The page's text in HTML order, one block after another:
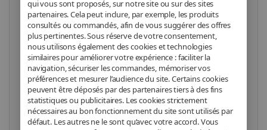
qui vous sont proposés, sur notre site ou sur des sites
partenaires. Cela peut inclure, par exemple, les produits
consultés ou commandés, afin de vous suggérer des offres
plus pertinentes. Sous réserve de votre consentement,
nous utilisons également des cookies et technologies
similaires pour améliorer votre expérience : faciliter la
navigation, sécuriser les commandes, mémoriser vos
préférences et mesurer l’audience du site. Certains cookies
peuvent être déposés par des partenaires tiers à des fins
statistiques ou publicitaires. Les cookies strictement
nécessaires au bon fonctionnement du site sont utilisés par
défaut. Les autres ne le sont qu’avec votre accord. Vous
Unordinateur portable Asus Vivobook
performant avec un écran Full HD, une
grande capacité de stockage SSD et des
performances idéales grâce à la puce
Qualcomm Purwa SE et 16 Go de RAM.